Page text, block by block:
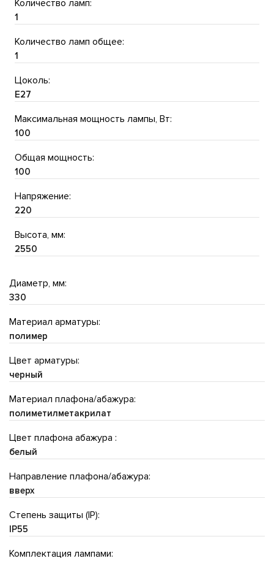
Количество ламп:
1
Количество ламп общее:
1
Цоколь:
E27
Максимальная мощность лампы, Вт:
100
Общая мощность:
100
Напряжение:
220
Высота, мм:
2550
Диаметр, мм:
330
Материал арматуры:
полимер
Цвет арматуры:
черный
Материал плафона/абажура:
полиметилметакрилат
Цвет плафона абажура :
белый
Направление плафона/абажура:
вверх
Степень защиты (IP):
IP55
Комплектация лампами: